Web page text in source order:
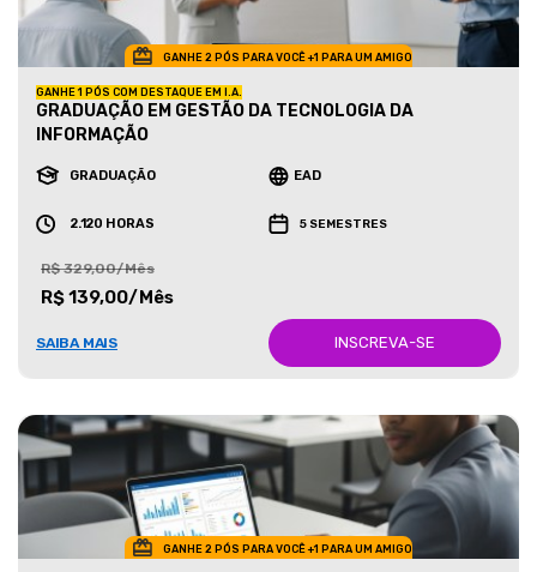
GANHE 2 PÓS PARA VOCÊ +1 PARA UM AMIGO
GANHE 1 PÓS COM DESTAQUE EM I.A.
GRADUAÇÃO EM GESTÃO DA TECNOLOGIA DA
INFORMAÇÃO
GRADUAÇÃO EAD
2.120 HORAS 5 SEMESTRES
R$ 329,00/Mês
R$ 139,00/Mês
SAIBA MAIS INSCREVA-SE
GANHE 2 PÓS PARA VOCÊ +1 PARA UM AMIGO